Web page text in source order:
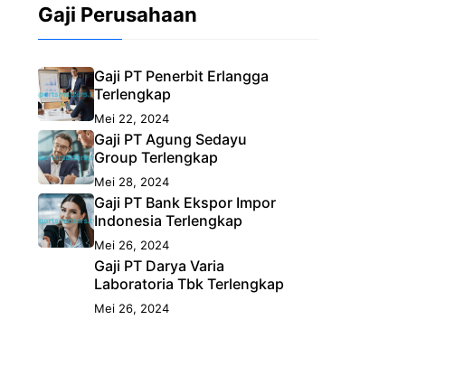
Gaji Perusahaan
Gaji PT Penerbit Erlangga
Terlengkap
Mei 22, 2024
Gaji PT Agung Sedayu
Group Terlengkap
Mei 28, 2024
Gaji PT Bank Ekspor Impor
Indonesia Terlengkap
Mei 26, 2024
Gaji PT Darya Varia
Laboratoria Tbk Terlengkap
Mei 26, 2024